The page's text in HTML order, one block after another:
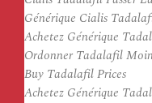
Générique Cialis
Achetez Générique
Ordonner Tadalafil
Buy Tadalafil Prices
Achetez Générique